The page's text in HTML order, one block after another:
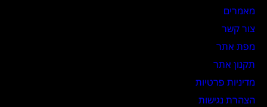
מאמרים
צור קשר
מפת אתר
תקנון אתר
מדיניות פרטיות
הצהרת נגישות